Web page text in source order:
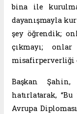
bina ile
dayanışmayla
şey öğrendik;
çıkmayı;
misafirperverliği
Başkan
hatırlatarak,
Avrupa